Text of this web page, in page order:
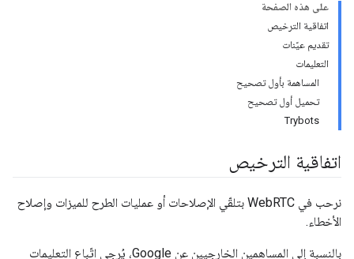
على هذه الصفحة
اتفاقية الترخيص
تقديم عيّنات
التعليمات
المساهمة بأول تصحيح
تحميل أول تصحيح
Trybots
اتفاقية الترخيص
نرحب في WebRTC بتلقّي الإصلاحات أو عمليات الطرح للميزات وإصلاح
الأخطاء.
بالنسبة إلى المساهمين الخارجيين عن Google، يُرجى اتّباع التعليمات